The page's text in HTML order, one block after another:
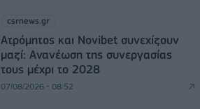
csrnews.gr
Ατρόμητος και Novibet συνεχίζουν
μαζί: Ανανέωση της συνεργασίας
τους μέχρι το 2028
07/08/2026 - 08:52